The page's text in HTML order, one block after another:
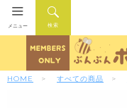
検索
メニュー
HOME すべての商品